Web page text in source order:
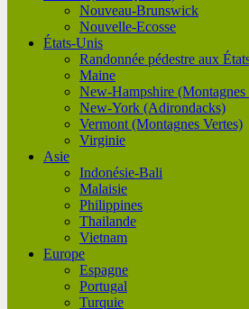
Nouveau-Brunswick
Nouvelle-Ecosse
États-Unis
Randonnée pédestre aux
Maine
New-Hampshire (Montagnes
New-York (Adirondacks)
Vermont (Montagnes Vertes)
Virginie
Asie
Indonésie-Bali
Malaisie
Philippines
Thailande
Vietnam
Europe
Espagne
Portugal
Turquie